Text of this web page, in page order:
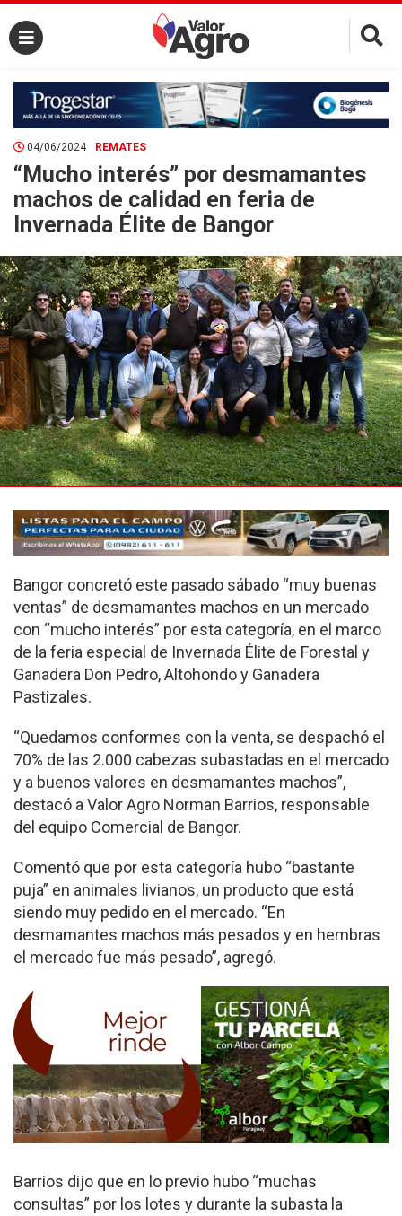
×
04/06/2024 REMATES
“Mucho interés” por desmamantes
machos de calidad en feria de
Invernada Élite de Bangor
Bangor concretó este pasado sábado “muy buenas
ventas” de desmamantes machos en un mercado
con “mucho interés” por esta categoría, en el marco
de la feria especial de Invernada Élite de Forestal y
Ganadera Don Pedro, Altohondo y Ganadera
Pastizales.
“Quedamos conformes con la venta, se despachó el
70% de las 2.000 cabezas subastadas en el mercado
y a buenos valores en desmamantes machos”,
destacó a Valor Agro Norman Barrios, responsable
del equipo Comercial de Bangor.
Comentó que por esta categoría hubo “bastante
puja” en animales livianos, un producto que está
siendo muy pedido en el mercado. “En
desmamantes machos más pesados y en hembras
el mercado fue más pesado”, agregó.
Barrios dijo que en lo previo hubo “muchas
consultas” por los lotes y durante la subasta la